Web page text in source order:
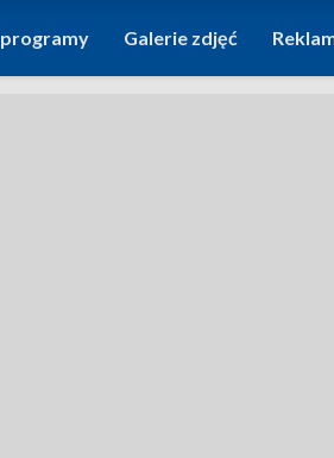
programy Galerie zdjęć